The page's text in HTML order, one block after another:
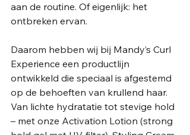
aan de routine. Of eigenlijk: het
ontbreken ervan.
Daarom hebben wij bij Mandy’s Curl
Experience een productlijn
ontwikkeld die speciaal is afgestemd
op de behoeften van krullend haar.
Van lichte hydratatie tot stevige hold
– met onze Activation Lotion (strong